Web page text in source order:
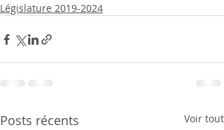
Législature 2019-2024
Posts récents Voir tout